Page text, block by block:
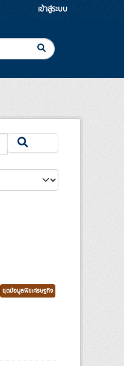
เข้าสู่ระบบ
ชุดข้อมูลพืชเศรษฐกิจ